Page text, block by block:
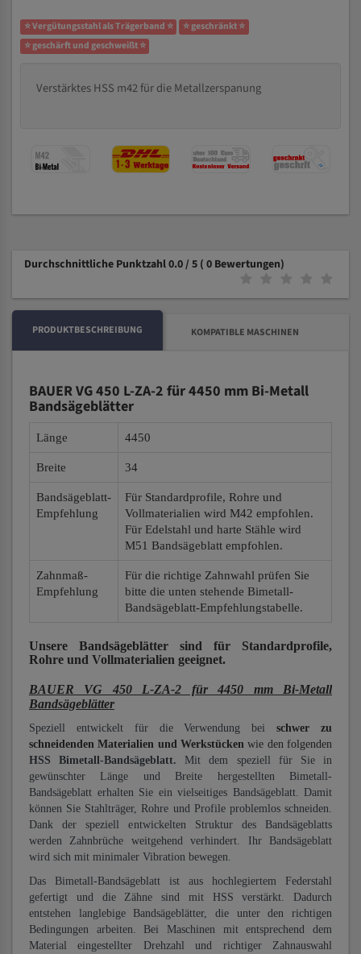
⭐ Vergütungsstahl als Trägerband ⭐
⭐ geschränkt ⭐
⭐ geschärft und geschweißt ⭐
Verstärktes HSS m42 für die Metallzerspanung
Durchschnittliche Punktzahl 0.0 / 5 ( 0 Bewertungen)
PRODUKTBESCHREIBUNG KOMPATIBLE MASCHINEN
BAUER VG 450 L-ZA-2 für 4450 mm Bi-Metall
Bandsägeblätter
Länge 4450
Breite 34
Bandsägeblatt-
Empfehlung
Für Standardprofile, Rohre und
Vollmaterialien wird M42 empfohlen.
Für Edelstahl und harte Stähle wird
M51 Bandsägeblatt empfohlen.
Zahnmaß-
Empfehlung
Für die richtige Zahnwahl prüfen Sie
bitte die unten stehende Bimetall-
Bandsägeblatt-Empfehlungstabelle.
Unsere Bandsägeblätter sind für Standardprofile,
Rohre und Vollmaterialien geeignet.
BAUER VG 450 L-ZA-2 für 4450 mm Bi-Metall
Bandsägeblätter
Speziell entwickelt für die Verwendung beischwer zu
schneidenden Materialien und Werkstücken wie den folgenden
HSS Bimetall-Bandsägeblatt. Mit dem speziell für Sie in
gewünschter Länge und Breite hergestellten Bimetall-
Bandsägeblatt erhalten Sie ein vielseitiges Bandsägeblatt. Damit
können Sie Stahlträger, Rohre und Profile problemlos schneiden.
Dank der speziell entwickelten Struktur des Bandsägeblatts
werden Zahnbrüche weitgehend verhindert. Ihr Bandsägeblatt
wird sich mit minimaler Vibration bewegen.
Das Bimetall-Bandsägeblatt ist aus hochlegiertem Federstahl
gefertigt und die Zähne sind mit HSS verstärkt. Dadurch
entstehen langlebige Bandsägeblätter, die unter den richtigen
Bedingungen arbeiten. Bei Maschinen mit entsprechend dem
Material eingestellter Drehzahl und richtiger Zahnauswahl